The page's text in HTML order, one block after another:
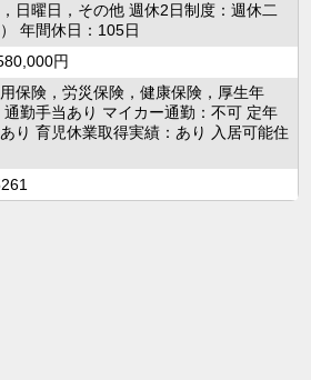
日曜日，その他 週休2日制度：週休二
年間休日：105日
円
保険，労災保険，健康保険，厚生年
勤手当あり マイカー通勤：不可 定年
り 育児休業取得実績：あり 入居可能住